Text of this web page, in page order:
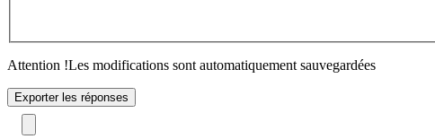
Attention !Les modifications sont automatiquement sauvegardées
Exporter les réponses